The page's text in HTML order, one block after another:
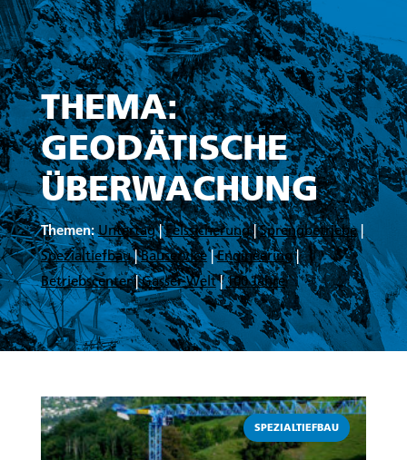
THEMA:
GEODÄTISCHE
ÜBERWACHUNG
Themen:Untertag|Felssicherung|Sprengbetriebe|
Spezialtiefbau|Bauservice|Engineering|
Betriebscenter|Gasser Welt|100 Jahre
SPEZIALTIEFBAU
Weiterlesen